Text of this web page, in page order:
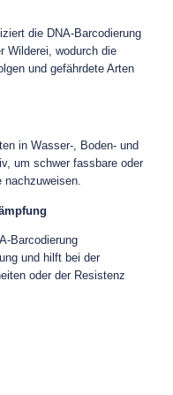
die DNA-Barcodierung
Wilderei, wodurch die
und gefährdete Arten
in Wasser-, Boden- und
um schwer fassbare oder
nachzuweisen.
Barcodierung
und hilft bei der
oder der Resistenz